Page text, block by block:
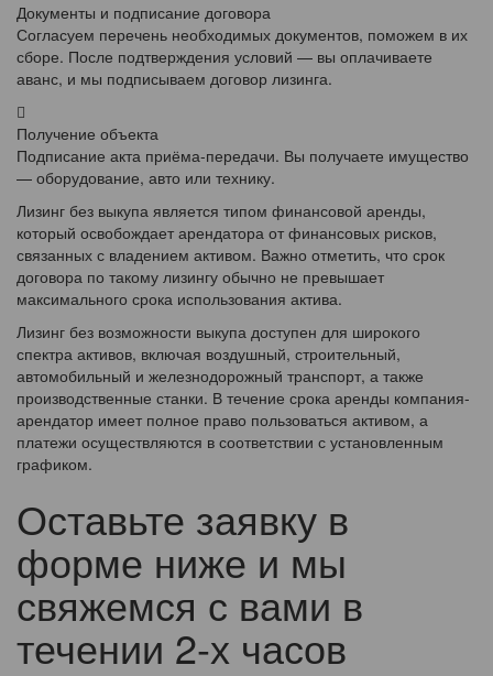
Документы и подписание договора
Согласуем перечень необходимых документов, поможем в их
сборе. После подтверждения условий — вы оплачиваете
аванс, и мы подписываем договор лизинга.
Получение объекта
Подписание акта приёма-передачи. Вы получаете имущество
— оборудование, авто или технику.
Лизинг без выкупа является типом финансовой аренды,
который освобождает арендатора от финансовых рисков,
связанных с владением активом. Важно отметить, что срок
договора по такому лизингу обычно не превышает
максимального срока использования актива.
Лизинг без возможности выкупа доступен для широкого
спектра активов, включая воздушный, строительный,
автомобильный и железнодорожный транспорт, а также
производственные станки. В течение срока аренды компания-
арендатор имеет полное право пользоваться активом, а
платежи осуществляются в соответствии с установленным
графиком.
Оставьте заявку в
форме ниже и мы
свяжемся с вами в
течении 2-х часов